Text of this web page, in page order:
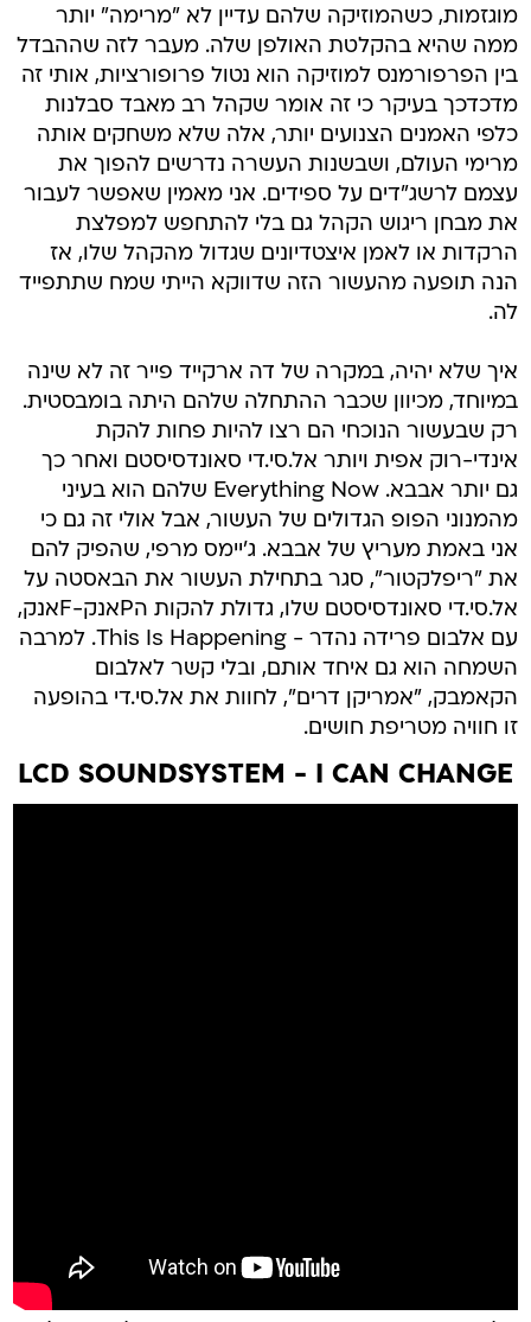
מוגזמות, כשהמוזיקה שלהם עדיין לא "מרימה" יותר
ממה שהיא בהקלטת האולפן שלה. מעבר לזה שההבדל
בין הפרפורמנס למוזיקה הוא נטול פרופורציות, אותי זה
מדכדכך בעיקר כי זה אומר שקהל רב מאבד סבלנות
כלפי האמנים הצנועים יותר, אלה שלא משחקים אותה
מרימי העולם, ושבשנות העשרה נדרשים להפוך את
עצמם לרשג"דים על ספידים. אני מאמין שאפשר לעבור
את מבחן ריגוש הקהל גם בלי להתחפש למפלצת
הרקדות או לאמן איצטדיונים שגדול מהקהל שלו, אז
הנה תופעה מהעשור הזה שדווקא הייתי שמח שתתפייד
לה.
איך שלא יהיה, במקרה של דה ארקייד פייר זה לא שינה
במיוחד, מכיוון שכבר ההתחלה שלהם היתה בומבסטית.
רק שבעשור הנוכחי הם רצו להיות פחות להקת
אינדי-רוק אפית ויותר אל.סי.די סאונדסיסטם ואחר כך
גם יותר אבבא. Everything Now שלהם הוא בעיני
מהמנוני הפופ הגדולים של העשור, אבל אולי זה גם כי
אני באמת מעריץ של אבבא. ג'יימס מרפי, שהפיק להם
את "ריפלקטור", סגר בתחילת העשור את הבאסטה על
אל.סי.די סאונדסיסטם שלו, גדולת להקות הPאנק-Fאנק,
עם אלבום פרידה נהדר - This Is Happening. למרבה
השמחה הוא גם איחד אותם, ובלי קשר לאלבום
הקאמבק, "אמריקן דרים", לחוות את אל.סי.די בהופעה
זו חוויה מטריפת חושים.
LCD SOUNDSYSTEM - I CAN CHANGE